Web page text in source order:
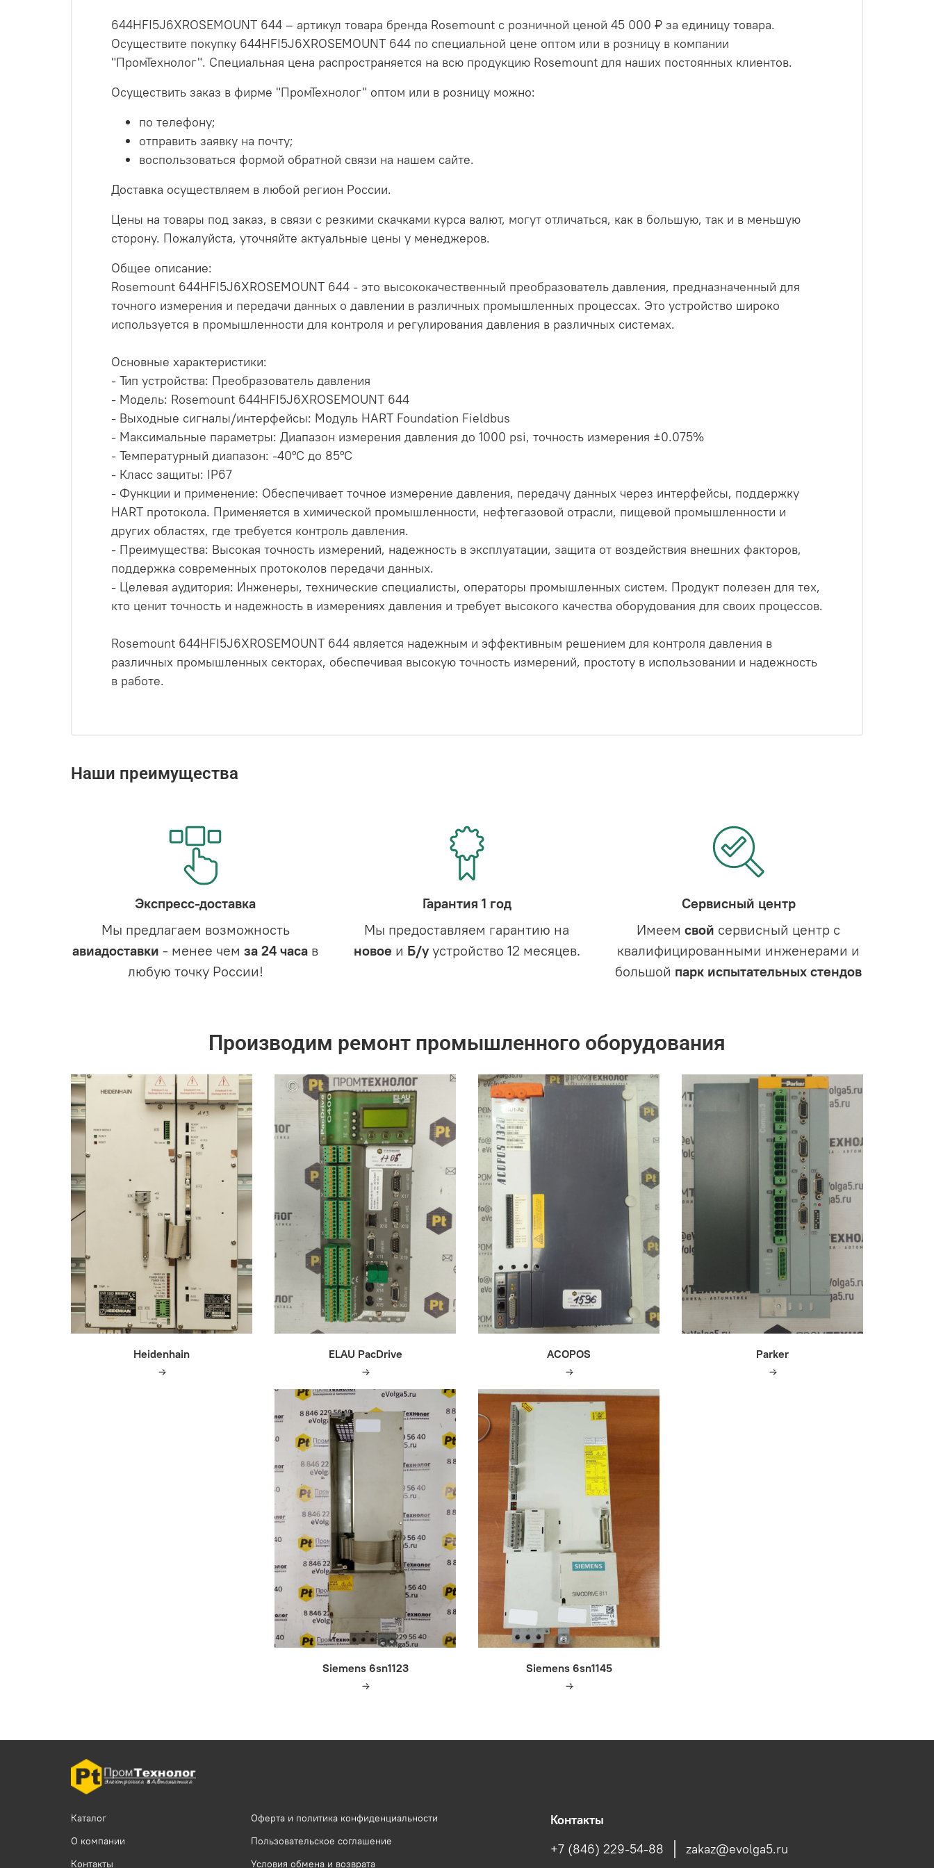
644HFI5J6XROSEMOUNT 644 – артикул товара бренда Rosemount с розничной ценой 45 000 ₽ за единицу товара.
Осуществите покупку 644HFI5J6XROSEMOUNT 644 по специальной цене оптом или в розницу в компании
"ПромТехнолог". Специальная цена распространяется на всю продукцию Rosemount для наших постоянных клиентов.
Осуществить заказ в фирме "ПромТехнолог" оптом или в розницу можно:
по телефону;
отправить заявку на почту;
воспользоваться формой обратной связи на нашем сайте.
Доставка осуществляем в любой регион России.
Цены на товары под заказ, в связи с резкими скачками курса валют, могут отличаться, как в большую, так и в меньшую
сторону. Пожалуйста, уточняйте актуальные цены у менеджеров.
Общее описание:
Rosemount 644HFI5J6XROSEMOUNT 644 - это высококачественный преобразователь давления, предназначенный для
точного измерения и передачи данных о давлении в различных промышленных процессах. Это устройство широко
используется в промышленности для контроля и регулирования давления в различных системах.
Основные характеристики:
- Тип устройства: Преобразователь давления
- Модель: Rosemount 644HFI5J6XROSEMOUNT 644
- Выходные сигналы/интерфейсы: Модуль HART Foundation Fieldbus
- Максимальные параметры: Диапазон измерения давления до 1000 psi, точность измерения ±0.075%
- Температурный диапазон: -40°C до 85°C
- Класс защиты: IP67
- Функции и применение: Обеспечивает точное измерение давления, передачу данных через интерфейсы, поддержку
HART протокола. Применяется в химической промышленности, нефтегазовой отрасли, пищевой промышленности и
других областях, где требуется контроль давления.
- Преимущества: Высокая точность измерений, надежность в эксплуатации, защита от воздействия внешних факторов,
поддержка современных протоколов передачи данных.
- Целевая аудитория: Инженеры, технические специалисты, операторы промышленных систем. Продукт полезен для тех,
кто ценит точность и надежность в измерениях давления и требует высокого качества оборудования для своих процессов.
Rosemount 644HFI5J6XROSEMOUNT 644 является надежным и эффективным решением для контроля давления в
различных промышленных секторах, обеспечивая высокую точность измерений, простоту в использовании и надежность
в работе.
Наши преимущества
Экспресс-доставка
Мы предлагаем возможность
авиадоставки - менее чемза 24 часа в
любую точку России!
Гарантия 1 год
Мы предоставляем гарантию на
новое и Б/уустройство 12 месяцев.
Сервисный центр
Имеемсвой сервисный центр с
квалифицированными инженерами и
большой парк испытательных стендов
Производим ремонт промышленного оборудования
Heidenhain ELAU PacDrive ACOPOS Parker
Siemens 6sn1123 Siemens 6sn1145
Каталог
О компании
Контакты
Оферта и политика конфиденциальности
Пользовательское соглашение
Условия обмена и возврата
Контакты
+7 (846) 229-54-88
zakaz@evolga5.ru